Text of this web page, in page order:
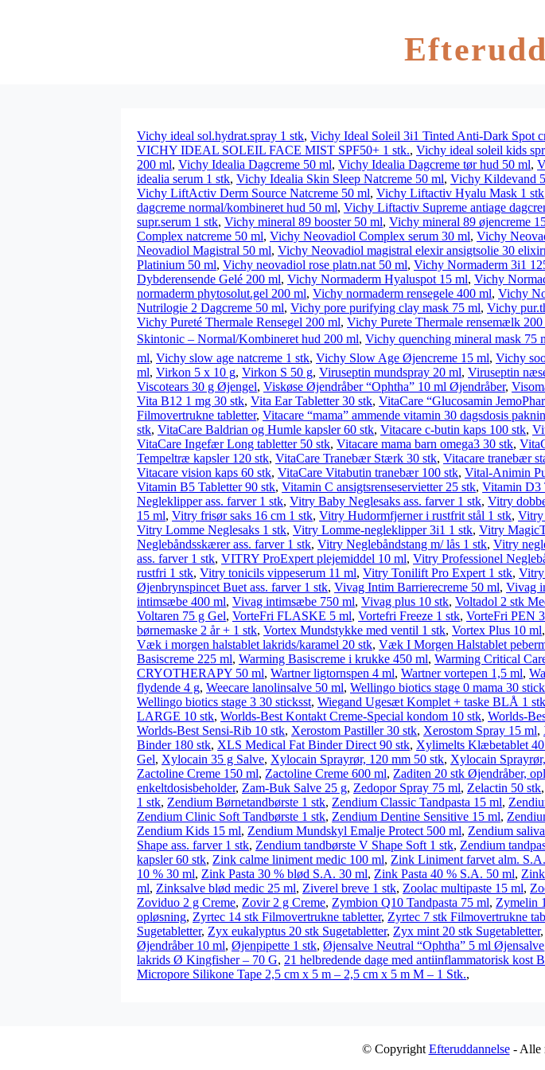
Vichy ideal sol.hydrat.spray 1 stk, Vichy Ideal Soleil 3i1 Tinted Anti-Dark Spot
VICHY IDEAL SOLEIL FACE MIST SPF50+ 1 stk., Vichy ideal soleil kids
200 ml, Vichy Idealia Dagcreme 50 ml, Vichy Idealia Dagcreme tør hud 50 ml,
idealia serum 1 stk, Vichy Idealia Skin Sleep Natcreme 50 ml, Vichy Kildevand
Vichy LiftActiv Derm Source Natcreme 50 ml, Vichy Liftactiv Hyalu Mask 1 stk
dagcreme normal/kombineret hud 50 ml, Vichy Liftactiv Supreme antiage
supr.serum 1 stk, Vichy mineral 89 booster 50 ml, Vichy mineral 89 øjencreme
Complex natcreme 50 ml, Vichy Neovadiol Complex serum 30 ml, Vichy
Neovadiol Magistral 50 ml, Vichy Neovadiol magistral elexir ansigtsolie 30
Platinium 50 ml, Vichy neovadiol rose platn.nat 50 ml, Vichy Normaderm 3i1
Dybderensende Gelé 200 ml, Vichy Normaderm Hyaluspot 15 ml, Vichy
normaderm phytosolut.gel 200 ml, Vichy normaderm rensegele 400 ml, Vichy
Nutrilogie 2 Dagcreme 50 ml, Vichy pore purifying clay mask 75 ml, Vichy
Vichy Pureté Thermale Rensegel 200 ml, Vichy Purete Thermale rensemælk 200
Skintonic – Normal/Kombineret hud 200 ml, Vichy quenching mineral mask 75
ml, Vichy slow age natcreme 1 stk, Vichy Slow Age Øjencreme 15 ml, Vichy
ml, Virkon 5 x 10 g, Virkon S 50 g, Viruseptin mundspray 20 ml, Viruseptin
Viscotears 30 g Øjengel, Viskøse Øjendråber “Ophtha” 10 ml Øjendråber,
Vita B12 1 mg 30 stk, Vita Ear Tabletter 30 stk, VitaCare “Glucosamin
Filmovertrukne tabletter, Vitacare “mama” ammende vitamin 30 dagsdosis
stk, VitaCare Baldrian og Humle kapsler 60 stk, Vitacare c-butin kaps 100 stk,
VitaCare Ingefær Long tabletter 50 stk, Vitacare mama barn omega3 30 stk,
Tempeltræ kapsler 120 stk, VitaCare Tranebær Stærk 30 stk, Vitacare tranebær
Vitacare vision kaps 60 stk, VitaCare Vitabutin tranebær 100 stk, Vital-Animin
Vitamin B5 Tabletter 90 stk, Vitamin C ansigtsrense­servietter 25 stk, Vitamin D3
Negleklipper ass. farver 1 stk, Vitry Baby Neglesaks ass. farver 1 stk, Vitry
15 ml, Vitry frisør saks 16 cm 1 stk, Vitry Hudormfjerner i rustfrit stål 1 stk, Vitry
Vitry Lomme Neglesaks 1 stk, Vitry Lomme-negleklipper 3i1 1 stk, Vitry
Neglebåndsskærer ass. farver 1 stk, Vitry Neglebåndstang m/ lås 1 stk, Vitry
ass. farver 1 stk, VITRY ProExpert pleje­middel 10 ml, Vitry Professionel
rustfri 1 stk, Vitry tonicils vippeserum 11 ml, Vitry Tonilift Pro Expert 1 stk, Vitry
Øjenbrynspincet Buet ass. farver 1 stk, Vivag Intim Barrierecreme 50 ml, Vivag
intimsæbe 400 ml, Vivag intimsæbe 750 ml, Vivag plus 10 stk, Voltadol 2 stk
Voltaren 75 g Gel, VorteFri FLASKE 5 ml, Vortefri Freeze 1 stk, VorteFri PEN
børnemaske 2 år + 1 stk, Vortex Mundstykke med ventil 1 stk, Vortex Plus 10 ml,
Væk i morgen halstablet lakrids/karamel 20 stk, Væk I Morgen Halstablet
Basiscreme 225 ml, Warming Basiscreme i krukke 450 ml, Warming Critical
CRYOTHERAPY 50 ml, Wartner ligtornspen 4 ml, Wartner vortepen 1,5 ml,
flydende 4 g, Weecare lanolinsalve 50 ml, Wellingo biotics stage 0 mama 30
Wellingo biotics stage 3 30 sticksst, Wiegand Ugesæt Komplet + taske BLÅ 1 stk
LARGE 10 stk, Worlds-Best Kontakt Creme-Special kondom 10 stk, Worlds-
Worlds-Best Sensi-Rib 10 stk, Xerostom Pastiller 30 stk, Xerostom Spray 15 ml,
Binder 180 stk, XLS Medical Fat Binder Direct 90 stk, Xylimelts Klæbetablet
Gel, Xylocain 35 g Salve, Xylocain Sprayrør, 120 mm 50 stk, Xylocain
Zactoline Creme 150 ml, Zactoline Creme 600 ml, Zaditen 20 stk Øjendråber,
enkeltdosisbeholder, Zam-Buk Salve 25 g, Zedopor Spray 75 ml, Zelactin 50 stk,
1 stk, Zendium Børnetandbørste 1 stk, Zendium Classic Tandpasta 15 ml,
Zendium Clinic Soft Tandbørste 1 stk, Zendium Dentine Sensitive 15 ml,
Zendium Kids 15 ml, Zendium Mundskyl Emalje Protect 500 ml, Zendium
Shape ass. farver 1 stk, Zendium tandbørste V Shape Soft 1 stk, Zendium
kapsler 60 stk, Zink calme liniment medic 100 ml, Zink Liniment farvet alm.
10 % 30 ml, Zink Pasta 30 % blød S.A. 30 ml, Zink Pasta 40 % S.A. 50 ml,
ml, Zinksalve blød medic 25 ml, Ziverel breve 1 stk, Zoolac multipaste 15 ml,
Zoviduo 2 g Creme, Zovir 2 g Creme, Zymbion Q10 Tandpasta 75 ml, Zymelin
opløsning, Zyrtec 14 stk Filmovertrukne tabletter, Zyrtec 7 stk Filmovertrukne
Sugetabletter, Zyx eukalyptus 20 stk Sugetabletter, Zyx mint 20 stk Sugetabletter,
Øjendråber 10 ml, Øjenpipette 1 stk, Øjensalve Neutral “Ophtha” 5 ml Øjensalve
lakrids Ø Kingfisher – 70 G, 21 helbredende dage med antiinflammatorisk
Micropore Silikone Tape 2,5 cm x 5 m – 2,5 cm x 5 m M – 1 Stk.,
© Copyright Efteruddannelse- Alle